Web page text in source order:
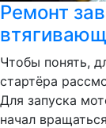
Ремонт
Чтобы понять,
стартёра
Для запуска
начал